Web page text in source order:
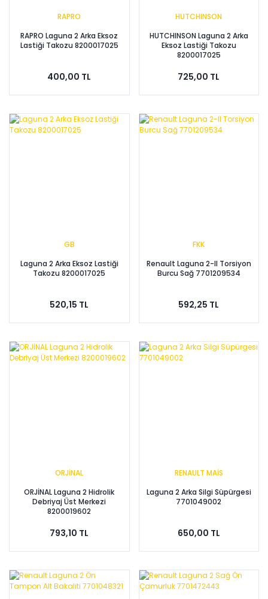
RAPRO
RAPRO Laguna 2 Arka Eksoz
Lastiği Takozu 8200017025
400,00 TL
HUTCHINSON
HUTCHINSON Laguna 2 Arka
Eksoz Lastiği Takozu
8200017025
725,00 TL
GB
Laguna 2 Arka Eksoz Lastiği
Takozu 8200017025
520,15 TL
FKK
Renault Laguna 2-II Torsiyon
Burcu Sağ 7701209534
592,25 TL
ORJİNAL
ORJİNAL Laguna 2 Hidrolik
Debriyaj Üst Merkezi
8200019602
793,10 TL
RENAULT MAİS
Laguna 2 Arka Silgi Süpürgesi
7701049002
650,00 TL